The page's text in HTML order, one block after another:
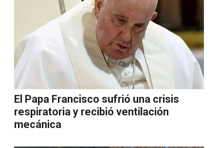
El Papa Francisco sufrió una crisis
respiratoria y recibió ventilación
mecánica